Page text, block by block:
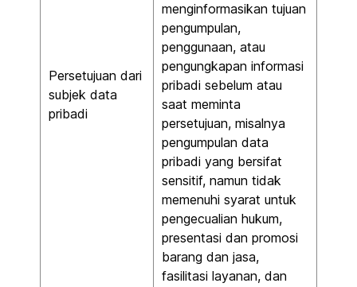
Persetujuan dari
subjek data
pribadi
menginformasikan tujuan
pengumpulan,
penggunaan, atau
pengungkapan informasi
pribadi sebelum atau
saat meminta
persetujuan, misalnya
pengumpulan data
pribadi yang bersifat
sensitif, namun tidak
memenuhi syarat untuk
pengecualian hukum,
presentasi dan promosi
barang dan jasa,
fasilitasi layanan, dan